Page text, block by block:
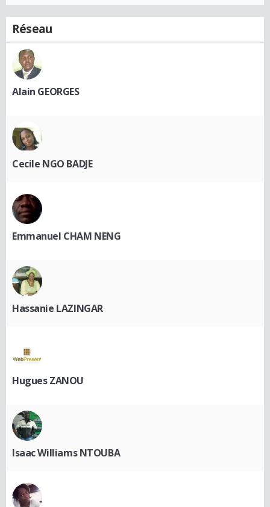
Réseau
Alain GEORGES
Cecile NGO BADJE
Emmanuel CHAM NENG
Hassanie LAZINGAR
Hugues ZANOU
Isaac Williams NTOUBA